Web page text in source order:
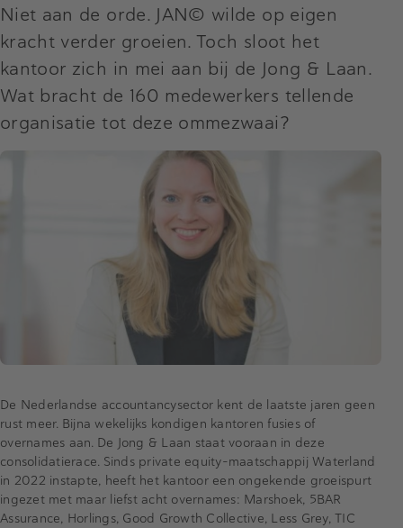
Niet aan de orde. JAN© wilde op eigen
kracht verder groeien. Toch sloot het
kantoor zich in mei aan bij de Jong & Laan.
Wat bracht de 160 medewerkers tellende
organisatie tot deze ommezwaai?
De Nederlandse accountancysector kent de laatste jaren geen
rust meer. Bijna wekelijks kondigen kantoren fusies of
overnames aan. De Jong & Laan staat vooraan in deze
consolidatierace. Sinds private equity-maatschappij Waterland
in 2022 instapte, heeft het kantoor een ongekende groeispurt
ingezet met maar liefst acht overnames: Marshoek, 5BAR
Assurance, Horlings, Good Growth Collective, Less Grey, TIC